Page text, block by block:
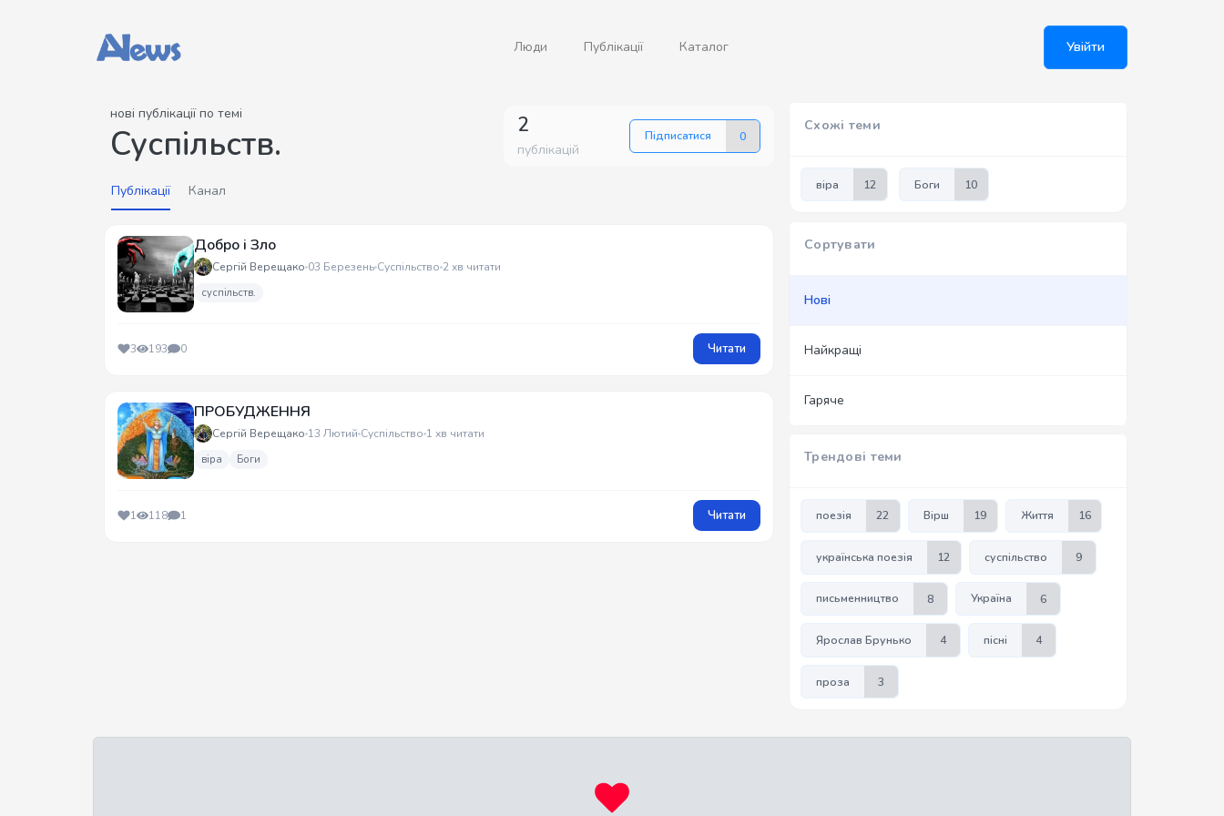
Люди Публікації Каталог Увійти
нові публікації по темі
Суспільств. 2
публікацій
Підписатися 0
Публікації Канал
Добро і Зло
Сергій Верещако 03 Березень Суспільство 2 хв читати
суспільств.
3 193 0 Читати
ПРОБУДЖЕННЯ
Сергій Верещако 13 Лютий Суспільство 1 хв читати
віра Боги
1 118 1 Читати
Схожі теми
віра 12 Боги 10
Сортувати
Нові
Найкращі
Гаряче
Трендові теми
поезія 22 Вірш 19 Життя 16
українська поезія 12 суспільство 9
письменництво 8 Україна 6
Ярослав Брунько 4 пісні 4
проза 3